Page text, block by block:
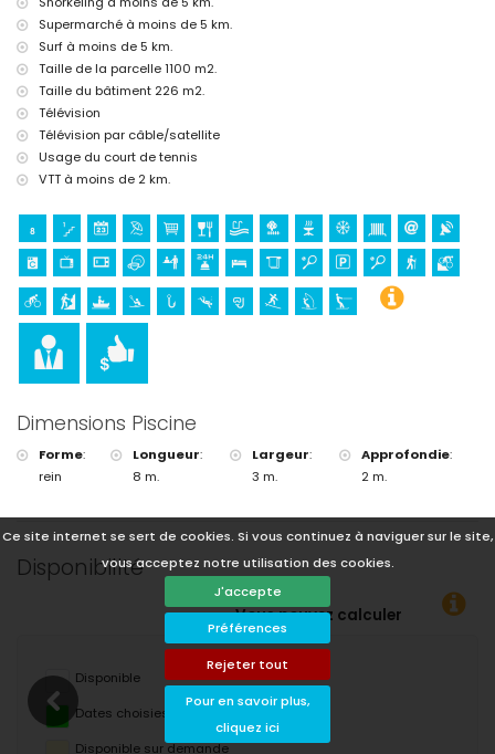
Ce site internet se sert de cookies. Si vous continuez à naviguer sur le site,
vous acceptez notre utilisation des cookies.
J'accepte
Préférences
Rejeter tout
Pour en savoir plus,
cliquez ici
la maison)
Sites et culture à Denia, Costa Blanca
musée (Histórico de Denia), église (Portal de la Vila, Denia), château
(Portal de la Vila, Denia), monument (Pueblo de Denia), bâtiment
architectural (Centro de Denia) et lieu historique (Histórico de Denia)
(à moins de 5 kilomètres de l'hébergement)
ruine (Molinos de Viento et Javea) (à moins de 10 kilomètres de
l'hébergement)
tennis (à moins de 1000 mètres de la villa)
randonnée, VTT, cyclisme, escalade, canoë, kayak, pêche, plongée,
snorkeling, surf, planche à voile et ski nautique (à moins de 5
kilomètres de la villa)
golf (La Sella Golf Club, Denia) et équitation (à moins de 10 kilomètres
de la villa)
Supermarché à moins de 5 km.
Surf à moins de 5 km.
Taille de la parcelle 1100 m2.
Taille du bâtiment 226 m2.
Télévision
Télévision par câble/satellite
Usage du court de tennis
VTT à moins de 2 km.
Dimensions Piscine
Forme:
rein
Longueur:
8 m.
Largeur:
3 m.
Approfondie:
2 m.
Disponibilité
pouvez calculer le prix de la location en cliquant sur les dates
Disponible
Dates choisies
Disponible sur demande